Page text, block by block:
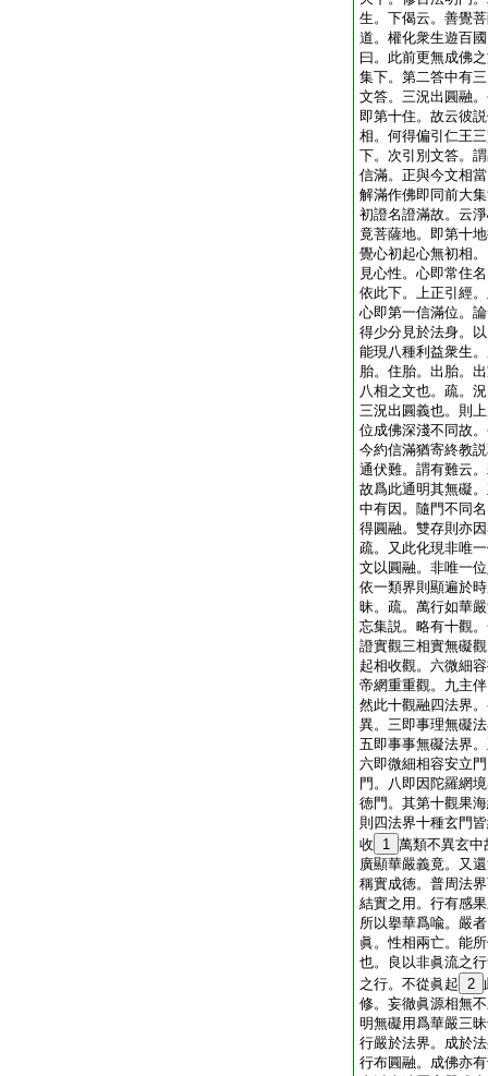
生。下偈云。善覺
道。權化衆生遊百
曰。此前更無成佛
集下。第二答中有
文答。三況出圓融
即第十住。故云彼
相。何得偏引仁王
下。次引別文答。
信滿。正與今文相
解滿作佛即同前大
初證名證滿故。云
竟菩薩地。即第十
覺心初起心無初相
見心性。心即常住
依此下。上正引經
心即第一信滿位。
得少分見於法身。
能現八種利益衆生
胎。住胎。出胎。
八相之文也。疏。
三況出圓義也。則
位成佛深淺不同故
今約信滿猶寄終教
通伏難。謂有難云
故爲此通明其無礙
中有因。隨門不同
得圓融。雙存則亦
疏。又此化現非唯
文以圓融。非唯一
依一類界則顯遍於
昧。疏。萬行如華
忘集説。略有十觀
證實觀三相實無礙
起相收觀。六微細
帝網重重觀。九主
然此十觀融四法界
異。三即事理無礙
五即事事無礙法界
六即微細相容安立
門。八即因陀羅網
徳門。其第十觀果
則四法界十種玄門
收
1 萬類不異玄中
廣顯華嚴義竟。又
稱實成徳。普周法
結實之用。行有感
所以擧華爲喩。嚴
眞。性相兩亡。能
也。良以非眞流之
之行。不從眞起 2
修。妄徹眞源相無
明無礙用爲華嚴三
行嚴於法界。成於
行布圓融。成佛亦